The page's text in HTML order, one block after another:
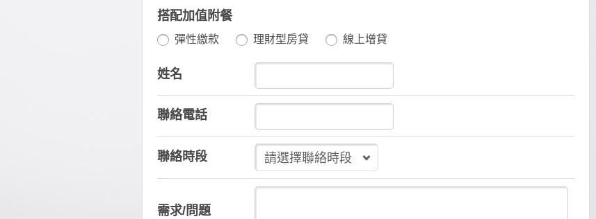
搭配加值附餐
彈性繳款 理財型房貸 線上增貸
姓名
聯絡電話
聯絡時段
需求/問題